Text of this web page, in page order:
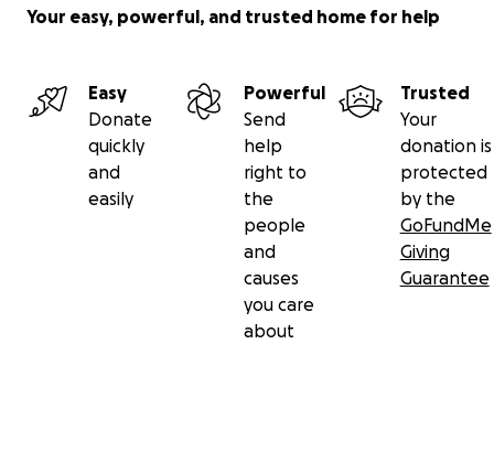
Your easy, powerful, and trusted home for help
Easy
Donate
quickly
and
easily
Powerful
Send
help
right to
the
people
and
causes
you care
about
Trusted
Your
donation is
protected
by the
GoFundMe
Giving
Guarantee